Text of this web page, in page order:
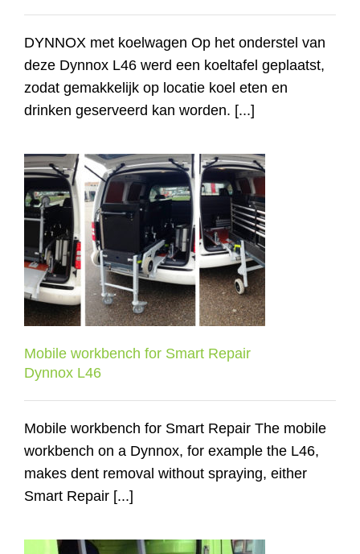
DYNNOX met koelwagen Op het onderstel van
deze Dynnox L46 werd een koeltafel geplaatst,
zodat gemakkelijk op locatie koel eten en
drinken geserveerd kan worden. [...]
Mobile workbench for Smart Repair
Dynnox L46
Mobile workbench for Smart Repair
Dynnox L46
Mobile workbench for Smart Repair The mobile
workbench on a Dynnox, for example the L46,
makes dent removal without spraying, either
Smart Repair [...]